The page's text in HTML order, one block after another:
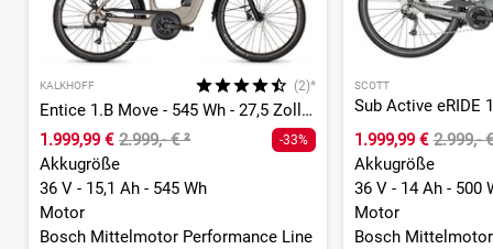
KALKHOFF (2)*
Entice 1.B Move - 545 Wh - 27,5 Zoll - Tiefeinsteiger
1.999,99 € 2.999,- €² -33%
Akkugröße
36 V - 15,1 Ah - 545 Wh
Motor
Bosch Mittelmotor Performance Line
SCOTT
1.999,99 € 2.999,-
Akkugröße
36 V - 14 Ah - 500
Motor
Bosch